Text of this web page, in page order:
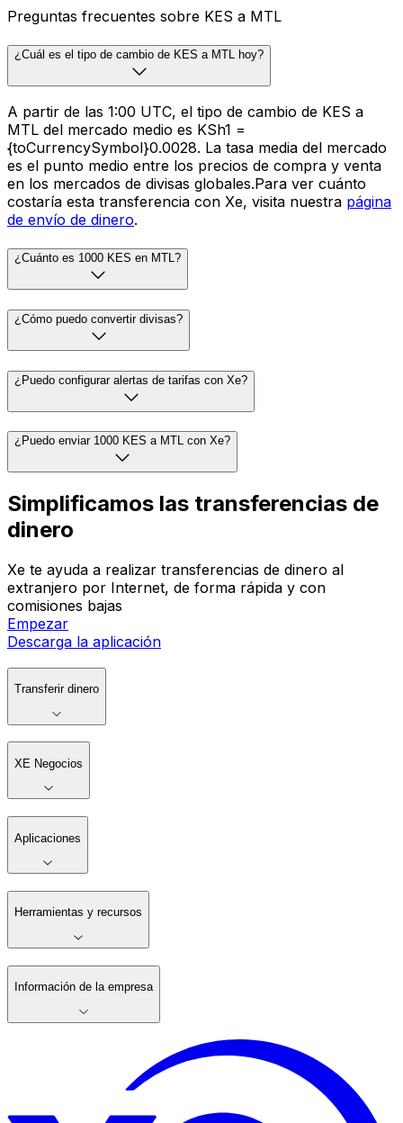
Preguntas frecuentes sobre KES a MTL
¿Cuál es el tipo de cambio de KES a MTL hoy?
A partir de las 1:00 UTC, el tipo de cambio de KES a
MTL del mercado medio es KSh1 =
{toCurrencySymbol}0.0028. La tasa media del mercado
es el punto medio entre los precios de compra y venta
en los mercados de divisas globales.Para ver cuánto
costaría esta transferencia con Xe, visita nuestra página
de envío de dinero.
¿Cuánto es 1000 KES en MTL?
¿Cómo puedo convertir divisas?
¿Puedo configurar alertas de tarifas con Xe?
¿Puedo enviar 1000 KES a MTL con Xe?
Simplificamos las transferencias de
dinero
Xe te ayuda a realizar transferencias de dinero al
extranjero por Internet, de forma rápida y con
comisiones bajas
Empezar
Descarga la aplicación
Transferir dinero
XE Negocios
Aplicaciones
Herramientas y recursos
Información de la empresa